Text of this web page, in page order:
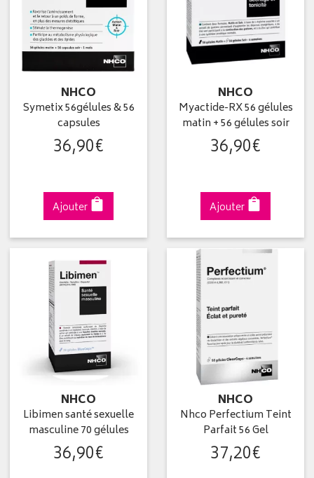
NHCO
Symetix 56gélules & 56
capsules
36,90€
Ajouter
NHCO
Myactide-RX 56 gélules
matin + 56 gélules soir
36,90€
Ajouter
NHCO
Libimen santé sexuelle
masculine 70 gélules
36,90€
NHCO
Nhco Perfectium Teint
Parfait 56 Gel
37,20€